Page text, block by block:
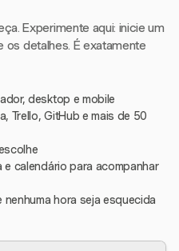
Experimente aqui: inicie um
os detalhes. É exatamente
desktop e mobile
Trello, GitHub e mais de 50
calendário para acompanhar
nenhuma hora seja esquecida